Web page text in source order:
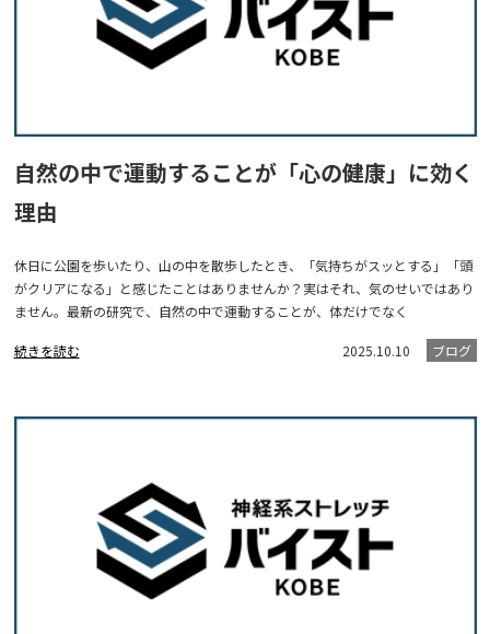
自然の中で運動することが「心の健康」に効く
理由
休日に公園を歩いたり、山の中を散歩したとき、「気持ちがスッとする」「頭
がクリアになる」と感じたことはありませんか？実はそれ、気のせいではあり
ません。最新の研究で、自然の中で運動することが、体だけでなく
続きを読む 2025.10.10 ブログ